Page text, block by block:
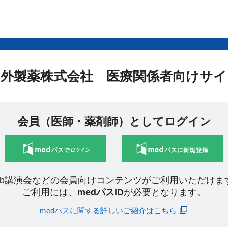
製薬株式会社 医療関係者向けサ
会員（医師・薬剤師）としてログイン
講演会などの会員向けコンテンツがご利用いただけま
ご利用には、 medパスIDが必要となります。
medパスに関する詳しいご紹介はこちら